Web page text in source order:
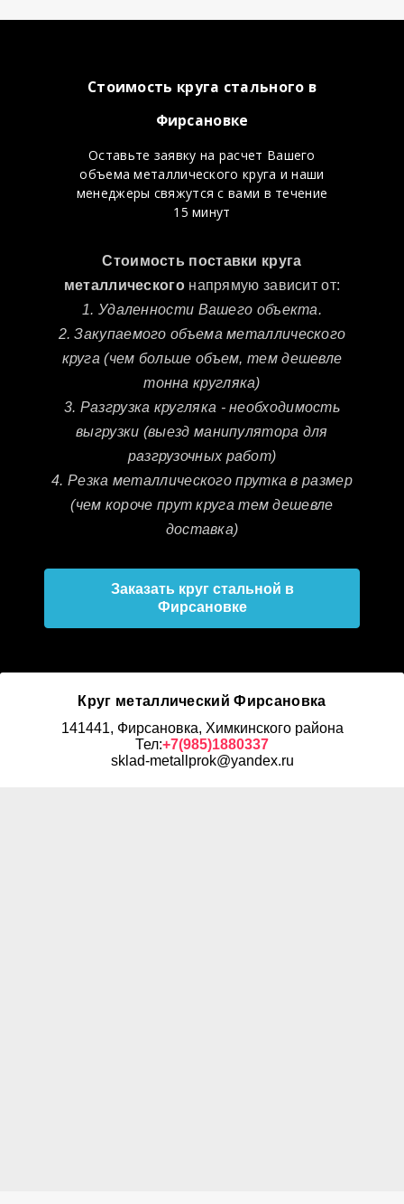
Стоимость круга стального в
Фирсановке
Оставьте заявку на расчет Вашего
объема металлического круга и наши
менеджеры свяжутся с вами в течение
15 минут
Стоимость поставки круга
металлического напрямую зависит от:
1. Удаленности Вашего объекта.
2. Закупаемого объема металлического
круга (чем больше объем, тем дешевле
тонна кругляка)
3. Разгрузка кругляка - необходимость
выгрузки (выезд манипулятора для
разгрузочных работ)
4. Резка металлического прутка в размер
(чем короче прут круга тем дешевле
доставка)
Заказать круг стальной в
Фирсановке
Круг металлический Фирсановка
141441, Фирсановка, Химкинского района
Тел:+7(985)1880337
sklad-metallprok@yandex.ru